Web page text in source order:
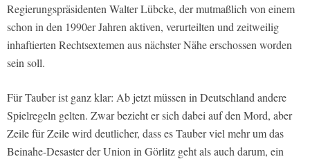
Regierungspräsidenten Walter Lübcke, der mutmaßlich von einem
schon in den 1990er Jahren aktiven, verurteilten und zeitweilig
inhaftierten Rechtsextemen aus nächster Nähe erschossen worden
sein soll.
Für Tauber ist ganz klar: Ab jetzt müssen in Deutschland andere
Spielregeln gelten. Zwar bezieht er sich dabei auf den Mord, aber
Zeile für Zeile wird deutlicher, dass es Tauber viel mehr um das
Beinahe-Desaster der Union in Görlitz geht als auch darum, ein